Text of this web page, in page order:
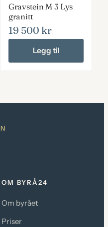
Prisområde: 20 800
Gravstein M 3 Lys
granitt
19 500 kr
Legg til
OM BYRÅ24
Om byrået
Priser